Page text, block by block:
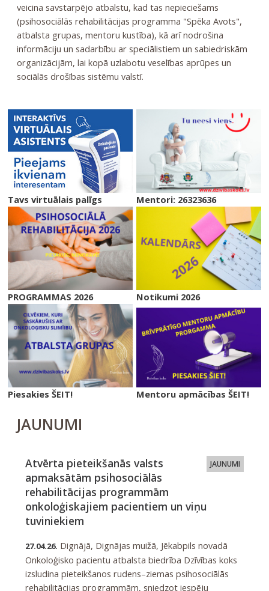
veicina savstarpējo atbalstu, kad tas nepieciešams
(psihosociālās rehabilitācijas programma "Spēka Avots",
atbalsta grupas, mentoru kustība), kā arī nodrošina
informāciju un sadarbību ar speciālistiem un sabiedriskām
organizācijām, lai kopā uzlabotu veselības aprūpes un
sociālās drošības sistēmu valstī.
Tavs virtuālais palīgs Mentori: 26323636
PROGRAMMAS 2026 Notikumi 2026
Piesakies ŠEIT! Mentoru apmācības ŠEIT!
JAUNUMI
JAUNUMI
Atvērta pieteikšanās valsts
apmaksātām psihosociālās
rehabilitācijas programmām
onkoloģiskajiem pacientiem un viņu
tuviniekiem
27.04.26. Dignājā, Dignājas muižā, Jēkabpils novadā
Onkoloģisko pacientu atbalsta biedrība Dzīvības koks
izsludina pieteikšanos rudens–ziemas psihosociālās
rehabilitācijas programmām, sniedzot iespēju